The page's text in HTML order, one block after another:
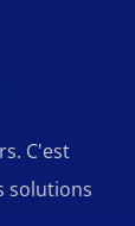
C'est
solutions